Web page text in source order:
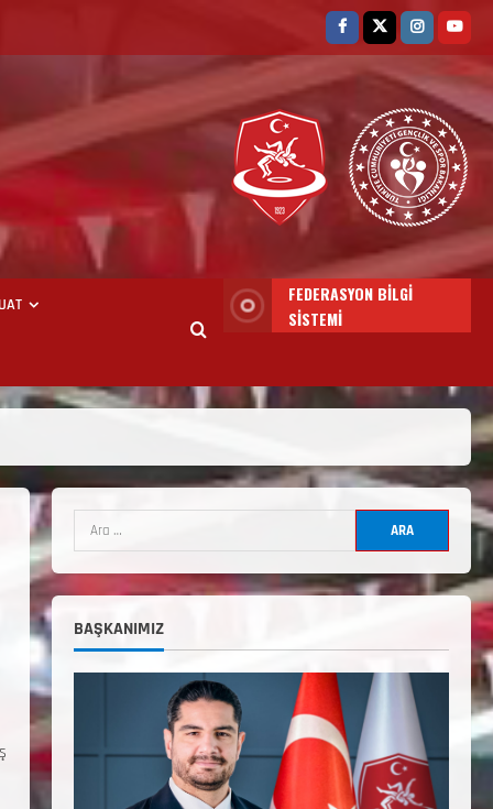
FEDERASYON BİLGİ
SİSTEMİ
BAŞKANIMIZ
3. KADEME GÜREŞ
ANTRENÖRLÜĞÜ HAKKINDA
3
2. Kademe Güreş Antrenör
Haziran 29, 2026
4
3. Kademe Güreş Antrenör
5
YAŞMİNİKLER TÜRKİYE
ŞAMPİYONASI İLLERE VERİLEN
KONTENJAN VE TEKNİK KONULAR
HAKKINDA
Haziran 12, 2026
2. Kademe Antrenörlük Kursu
Hakkında